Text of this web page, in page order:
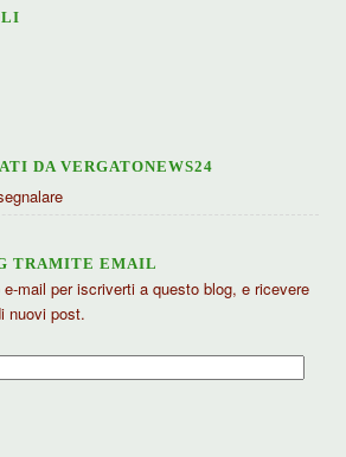
DA VERGATONEWS24
TRAMITE EMAIL
mail per iscriverti a questo blog, e ricevere
nuovi post.